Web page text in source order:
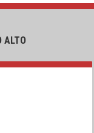
ALTO